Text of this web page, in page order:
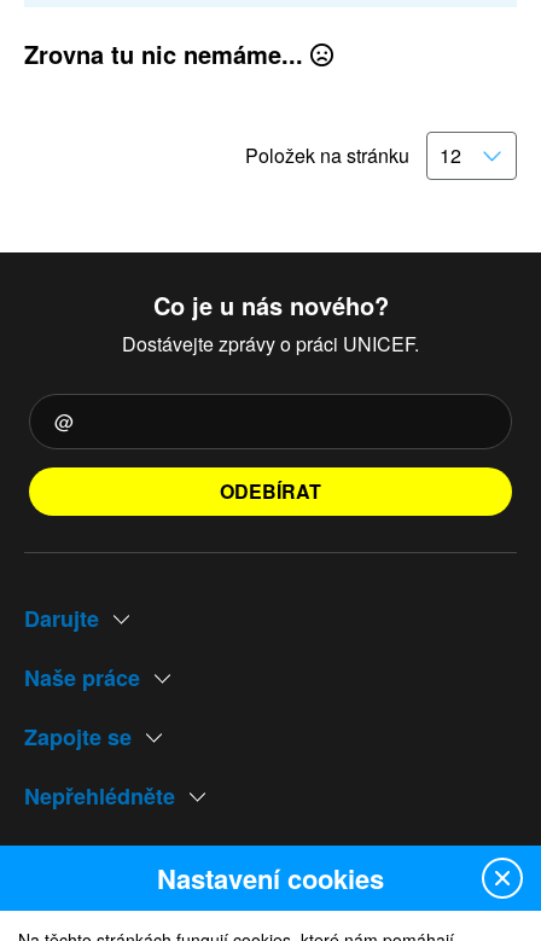
Zrovna tu nic nemáme...
Položek na stránku
Co je u nás nového?
Dostávejte zprávy o práci UNICEF.
ODEBÍRAT
Darujte
Naše práce
Zapojte se
Nepřehlédněte
Naše weby
Nastavení cookies